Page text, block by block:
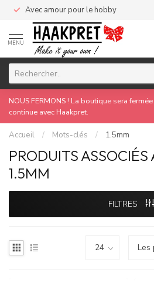
Avec amour pour le hobby
MENU
NOUS FERMONS ! La boutique sera
continue avec Haakpret.
Accueil / Mots-clés / 1.5mm
PRODUITS
1.5MM
FILTRES